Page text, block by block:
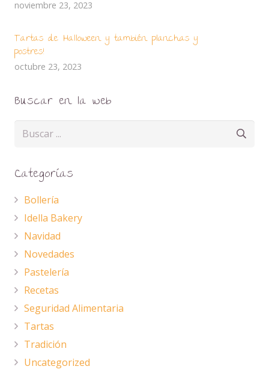
noviembre 23, 2023
Tartas de Halloween y también planchas y
postres!
octubre 23, 2023
Buscar en la web
Categorías
Bollería
Idella Bakery
Navidad
Novedades
Pastelería
Recetas
Seguridad Alimentaria
Tartas
Tradición
Uncategorized